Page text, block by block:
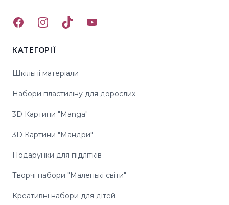
FacebookInstagramTikTokYouTube
КАТЕГОРІЇ
Шкільні матеріали
Набори пластиліну для дорослих
3D Картини "Manga"
3D Картини "Мандри"
Подарунки для підлітків
Творчі набори "Маленькі світи"
Креативні набори для дітей